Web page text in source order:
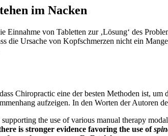
im Nacken
Einnahme von Tabletten zur ‚Lösung‘ des
die Ursache von Kopfschmerzen nicht ein
Chiropractic eine der besten Methoden ist,
aufzeigen. In den Worten der Autoren
the use of various manual therapy
is stronger evidence favoring the use of